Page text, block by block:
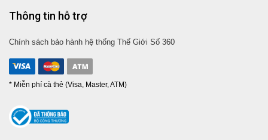
Thông tin hỗ trợ
Chính sách bảo hành hệ thống Thế Giới Số 360
* Miễn phí cà thẻ (Visa, Master, ATM)